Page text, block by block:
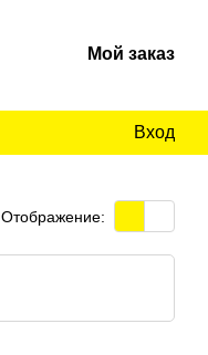
Мой заказ
Вход
Отображение: